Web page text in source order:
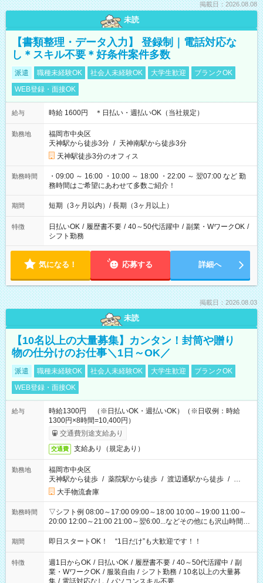
掲載日：2026.08.08
未読
【書類整理・データ入力】 登録制｜電話対応な
し＊スキル不要＊好条件案件多数
派遣 職種未経験OK 社会人未経験OK 大学生歓迎
ブランクOK
WEB登録・面接OK
給与 時給 1600円 ＊日払い・週払いOK（当社規定）
勤務地
福岡市中央区
天神駅から徒歩3分 / 天神南駅から徒歩3分
天神駅徒歩3分のオフィス
勤務時間
・09:00 ～ 16:00 ・10:00 ～ 18:00 ・22:00 ～ 翌07:00 など 勤
務時間はご希望にあわせて多数ご紹介！
期間 短期（3ヶ月以内）/ 長期（3ヶ月以上）
特徴 日払いOK / 履歴書不要 / 40～50代活躍中 / 副業・WワークOK /
シフト勤務
気になる！ 応募する 詳細へ
掲載日：2026.08.03
未読
【10名以上の大量募集】カンタン！封筒や贈り
物の仕分けのお仕事＼1日～OK／
派遣 職種未経験OK 社会人未経験OK 大学生歓迎
ブランクOK
WEB登録・面接OK
給与
時給1300円 （※日払いOK・週払いOK）（※日収例：時給
1300円×8時間=10,400円）
交通費別途支給あり
交通費 支給あり（規定あり）
勤務地
福岡市中央区
天神駅から徒歩 / 薬院駅から徒歩 / 渡辺通駅から徒歩 / …
大手物流倉庫
勤務時間
▽シフト例 08:00～17:00 09:00～18:00 10:00～19:00 11:00～
20:00 12:00～21:00 21:00～翌6:00...などその他にも沢山時間が
ございます！ 基本は実働8時間（休憩1時間）がメインですが、
他にもご希望があればご相談ください！
期間 即日スタートOK！ “1日だけ”も大歓迎です！！
特徴 週1日からOK / 日払いOK / 履歴書不要 / 40～50代活躍中 / 副
業・WワークOK / 服装自由 / シフト勤務 / 10名以上の大量募
集 / 電話対応なし / パソコンスキル不要